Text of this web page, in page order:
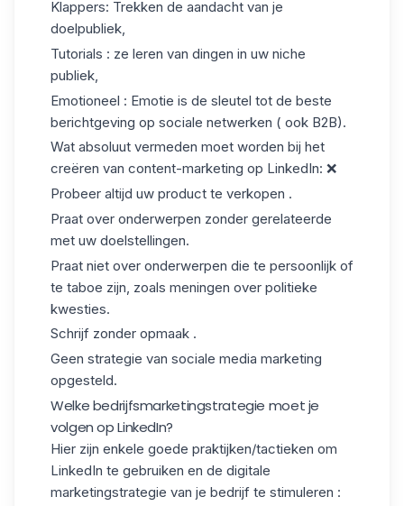
Klappers: Trekken de aandacht van je
doelpubliek,
Tutorials : ze leren van dingen in uw niche
publiek,
Emotioneel : Emotie is de sleutel tot de beste
berichtgeving op sociale netwerken ( ook B2B).
Wat absoluut vermeden moet worden bij het
creëren van content-marketing op LinkedIn: ❌
Probeer altijd uw product te verkopen .
Praat over onderwerpen zonder gerelateerde
met uw doelstellingen.
Praat niet over onderwerpen die te persoonlijk of
te taboe zijn, zoals meningen over politieke
kwesties.
Schrijf zonder opmaak .
Geen strategie van sociale media marketing
opgesteld.
Welke bedrijfsmarketingstrategie moet je
volgen op LinkedIn?
Hier zijn enkele goede praktijken/tactieken om
LinkedIn te gebruiken en de digitale
marketingstrategie van je bedrijf te stimuleren :